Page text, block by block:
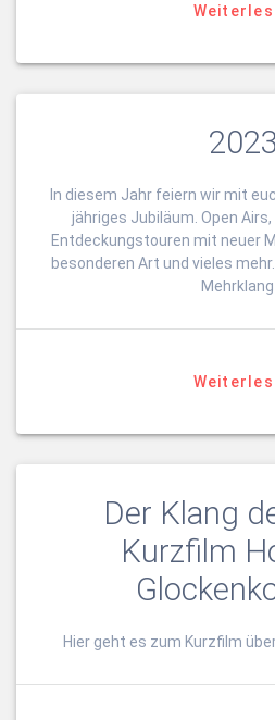
2023
In diesem Jahr feiern wir mit
jähriges Jubiläum. Open
Entdeckungstouren mit neuer
besonderen Art und vieles
Mehrklang
Der Klang
Kurzfilm
Hier geht es zum Kurzfilm